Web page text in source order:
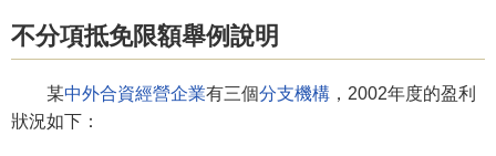
不分項抵免限額舉例說明
某中外合資經營企業有三個分支機構 ，2002年度的盈利
狀況如下：